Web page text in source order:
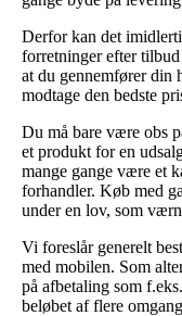
Derfor kan det
forretninger efter
at du gennemfører din
modtage den bedste
Du må bare være obs
et produkt for en
mange gange være et
forhandler. Køb med
under en lov, som
Vi foreslår generelt
med mobilen. Som
på afbetaling som
beløbet af flere